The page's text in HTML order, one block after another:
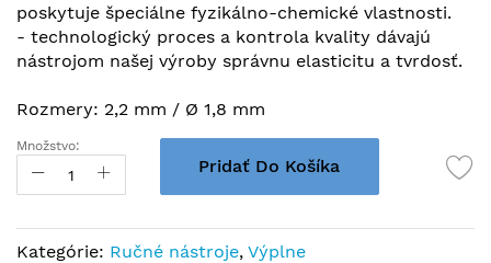
poskytuje špeciálne fyzikálno-chemické vlastnosti.
- technologický proces a kontrola kvality dávajú
nástrojom našej výroby správnu elasticitu a tvrdosť.
Rozmery: 2,2 mm / Ø 1,8 mm
Množstvo:
Pridať Do Košíka
Kategórie: Ručné nástroje, Výplne